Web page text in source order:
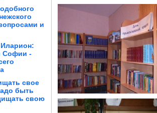
и
Софии -
свое
быть
свою